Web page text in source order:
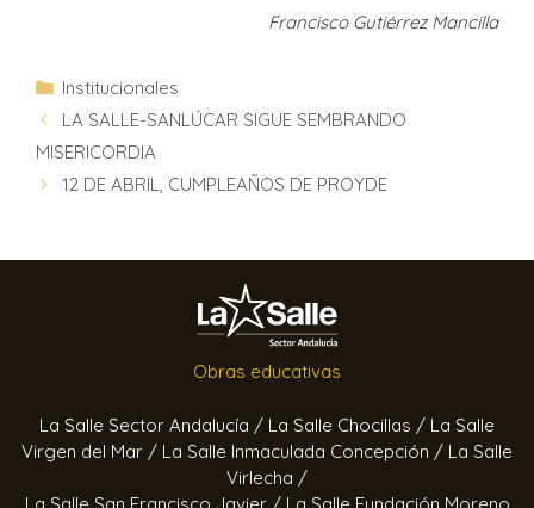
Francisco Gutiérrez Mancilla
Institucionales
LA SALLE-SANLÚCAR SIGUE SEMBRANDO
MISERICORDIA
12 DE ABRIL, CUMPLEAÑOS DE PROYDE
Obras educativas
La Salle Sector Andalucía / La Salle Chocillas / La Salle
Virgen del Mar / La Salle Inmaculada Concepción / La Salle
Virlecha /